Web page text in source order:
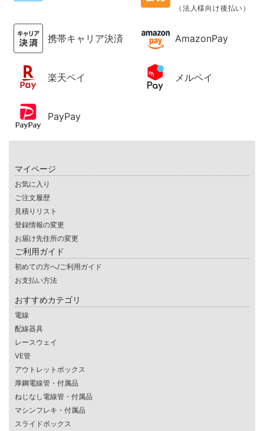
（法人様向け後払い）
携帯キャリア決済 AmazonPay
楽天ペイ メルペイ
PayPay
マイページ
お気に入り
ご注文履歴
見積りリスト
登録情報の変更
お届け先住所の変更
ご利用ガイド
初めての方へ/ご利用ガイド
お支払い方法
おすすめカテゴリ
電線
配線器具
レースウェイ
VE管
アウトレットボックス
厚鋼電線管・付属品
ねじなし電線管・付属品
マシンフレキ・付属品
スライドボックス